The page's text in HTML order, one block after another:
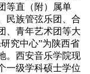
等直（附）属单
民族管弦乐团、合
、青年艺术团等大
究中心”为陕西省
。西安音乐学院现
一级学科硕士学位